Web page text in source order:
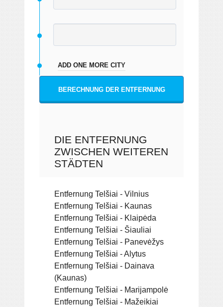
ADD ONE MORE CITY
BERECHNUNG DER ENTFERNUNG
DIE ENTFERNUNG
ZWISCHEN WEITEREN
STÄDTEN
Entfernung Telšiai - Vilnius
Entfernung Telšiai - Kaunas
Entfernung Telšiai - Klaipėda
Entfernung Telšiai - Šiauliai
Entfernung Telšiai - Panevėžys
Entfernung Telšiai - Alytus
Entfernung Telšiai - Dainava
(Kaunas)
Entfernung Telšiai - Marijampolė
Entfernung Telšiai - Mažeikiai